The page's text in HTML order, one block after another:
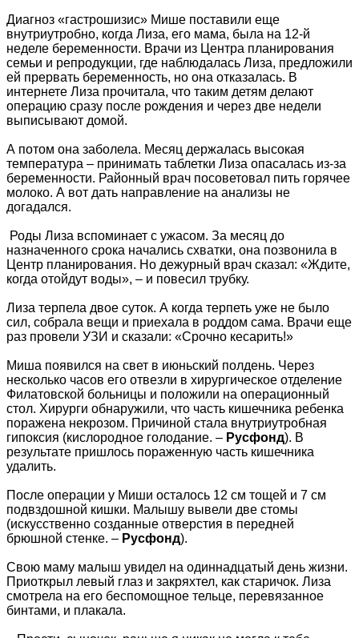
Диагноз «гастрошизис» Мише поставили еще
внутриутробно, когда Лиза, его мама, была на 12-й
неделе беременности. Врачи из Центра планирования
семьи и репродукции, где наблюдалась Лиза, предложили
ей прервать беременность, но она отказалась. В
интернете Лиза прочитала, что таким детям делают
операцию сразу после рождения и через две недели
выписывают домой.
А потом она заболела. Месяц держалась высокая
температура – принимать таблетки Лиза опасалась из-за
беременности. Районный врач посоветовал пить горячее
молоко. А вот дать направление на анализы не
догадался.
Роды Лиза вспоминает с ужасом. За месяц до
назначенного срока начались схватки, она позвонила в
Центр планирования. Но дежурный врач сказал: «Ждите,
когда отойдут воды», – и повесил трубку.
Лиза терпела двое суток. А когда терпеть уже не было
сил, собрала вещи и приехала в роддом сама. Врачи еще
раз провели УЗИ и сказали: «Срочно кесарить!»
Миша появился на свет в июньский полдень. Через
несколько часов его отвезли в хирургическое отделение
Филатовской больницы и положили на операционный
стол. Хирурги обнаружили, что часть кишечника ребенка
поражена некрозом. Причиной стала внутриутробная
гипоксия (кислородное голодание. – Русфонд). В
результате пришлось пораженную часть кишечника
удалить.
После операции у Миши осталось 12 см тощей и 7 см
подвздошной кишки. Малышу вывели две стомы
(искусственно созданные отверстия в передней
брюшной стенке. – Русфонд).
Свою маму малыш увидел на одиннадцатый день жизни.
Приоткрыл левый глаз и закряхтел, как старичок. Лиза
смотрела на его беспомощное тельце, перевязанное
бинтами, и плакала.